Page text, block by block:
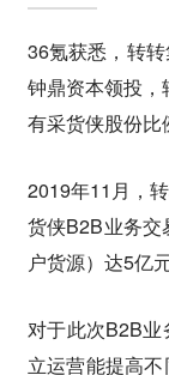
36氪获悉，转
钟鼎资本领投
有采货侠股份比
2019年11月，
货侠B2B业务
户货源）达5亿
对于此次B2B
立运营能提高